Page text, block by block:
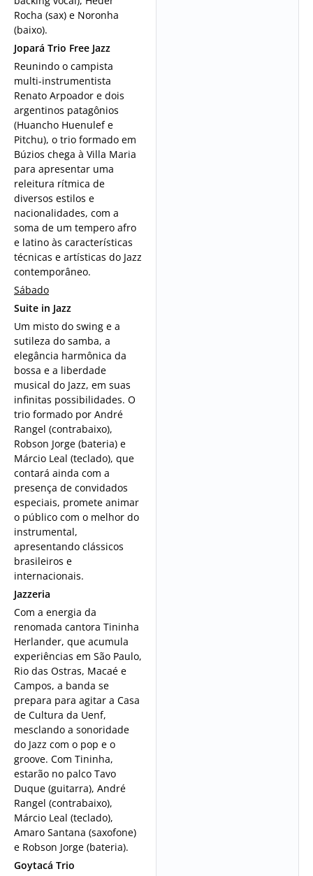
Rocha (sax) e Noronha
(baixo).
Jopará Trio Free Jazz
Reunindo o campista
multi-instrumentista
Renato Arpoador e dois
argentinos patagônios
(Huancho Huenulef e
Pitchu), o trio formado em
Búzios chega à Villa Maria
para apresentar uma
releitura rítmica de
diversos estilos e
nacionalidades, com a
soma de um tempero afro
e latino às características
técnicas e artísticas do Jazz
contemporâneo.
Sábado
Suite in Jazz
Um misto do swing e a
sutileza do samba, a
elegância harmônica da
bossa e a liberdade
musical do Jazz, em suas
infinitas possibilidades. O
trio formado por André
Rangel (contrabaixo),
Robson Jorge (bateria) e
Márcio Leal (teclado), que
contará ainda com a
presença de convidados
especiais, promete animar
o público com o melhor do
instrumental,
apresentando clássicos
brasileiros e
internacionais.
Jazzeria
Com a energia da
renomada cantora Tininha
Herlander, que acumula
experiências em São Paulo,
Rio das Ostras, Macaé e
Campos, a banda se
prepara para agitar a Casa
de Cultura da Uenf,
mesclando a sonoridade
do Jazz com o pop e o
groove. Com Tininha,
estarão no palco Tavo
Duque (guitarra), André
Rangel (contrabaixo),
Márcio Leal (teclado),
Amaro Santana (saxofone)
e Robson Jorge (bateria).
Goytacá Trio